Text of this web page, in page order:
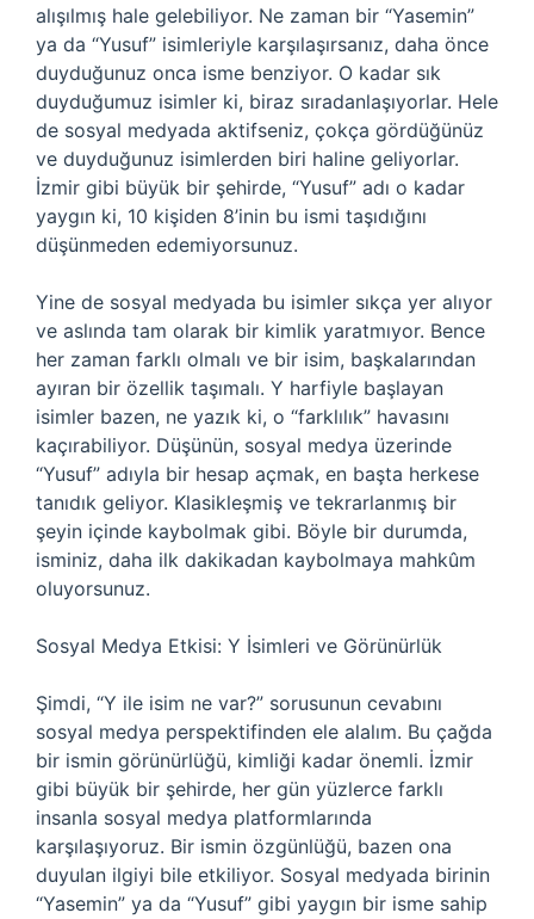
alışılmış hale gelebiliyor. Ne zaman bir “Yasemin”
ya da “Yusuf” isimleriyle karşılaşırsanız, daha önce
duyduğunuz onca isme benziyor. O kadar sık
duyduğumuz isimler ki, biraz sıradanlaşıyorlar. Hele
de sosyal medyada aktifseniz, çokça gördüğünüz
ve duyduğunuz isimlerden biri haline geliyorlar.
İzmir gibi büyük bir şehirde, “Yusuf” adı o kadar
yaygın ki, 10 kişiden 8’inin bu ismi taşıdığını
düşünmeden edemiyorsunuz.
Yine de sosyal medyada bu isimler sıkça yer alıyor
ve aslında tam olarak bir kimlik yaratmıyor. Bence
her zaman farklı olmalı ve bir isim, başkalarından
ayıran bir özellik taşımalı. Y harfiyle başlayan
isimler bazen, ne yazık ki, o “farklılık” havasını
kaçırabiliyor. Düşünün, sosyal medya üzerinde
“Yusuf” adıyla bir hesap açmak, en başta herkese
tanıdık geliyor. Klasikleşmiş ve tekrarlanmış bir
şeyin içinde kaybolmak gibi. Böyle bir durumda,
isminiz, daha ilk dakikadan kaybolmaya mahkûm
oluyorsunuz.
Sosyal Medya Etkisi: Y İsimleri ve Görünürlük
Şimdi, “Y ile isim ne var?” sorusunun cevabını
sosyal medya perspektifinden ele alalım. Bu çağda
bir ismin görünürlüğü, kimliği kadar önemli. İzmir
gibi büyük bir şehirde, her gün yüzlerce farklı
insanla sosyal medya platformlarında
karşılaşıyoruz. Bir ismin özgünlüğü, bazen ona
duyulan ilgiyi bile etkiliyor. Sosyal medyada birinin
“Yasemin” ya da “Yusuf” gibi yaygın bir isme sahip